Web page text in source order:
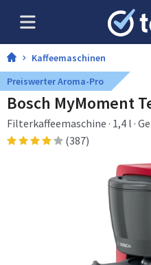
Kaffeemaschinen
Preiswerter Aroma-Pro
Bosch MyMoment
Filterkaffeemaschine · 1,4 l ·
(387)